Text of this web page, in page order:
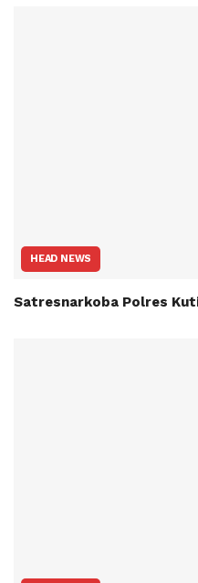
HEAD NEWS
Satresnarkoba Polres